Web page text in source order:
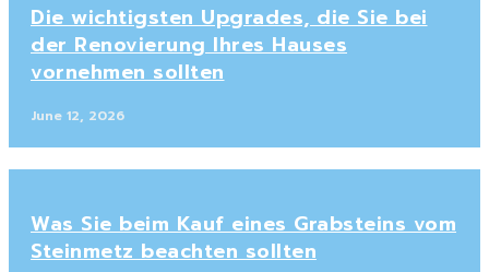
Die wichtigsten Upgrades, die Sie bei
der Renovierung Ihres Hauses
vornehmen sollten
June 12, 2026
Was Sie beim Kauf eines Grabsteins vom
Steinmetz beachten sollten